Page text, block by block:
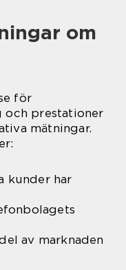
om
för
och prestationer
mätningar.
kunder har
av marknaden